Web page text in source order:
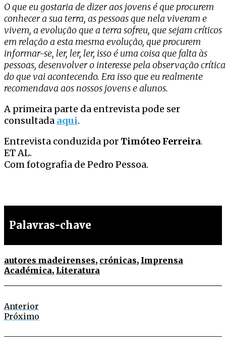
O que eu gostaria de dizer aos jovens é que procurem
conhecer a sua terra, as pessoas que nela viveram e
vivem, a evolução que a terra sofreu, que sejam críticos
em relação a esta mesma evolução, que procurem
informar-se, ler, ler, ler, isso é uma coisa que falta às
pessoas, desenvolver o interesse pela observação crítica
do que vai acontecendo. Era isso que eu realmente
recomendava aos nossos jovens e alunos.
A primeira parte da entrevista pode ser
consultada aqui.
Entrevista conduzida por Timóteo Ferreira.
ET AL.
Com fotografia de Pedro Pessoa.
Palavras-chave
autores madeirenses, crónicas, Imprensa
Académica, Literatura
Anterior
Próximo